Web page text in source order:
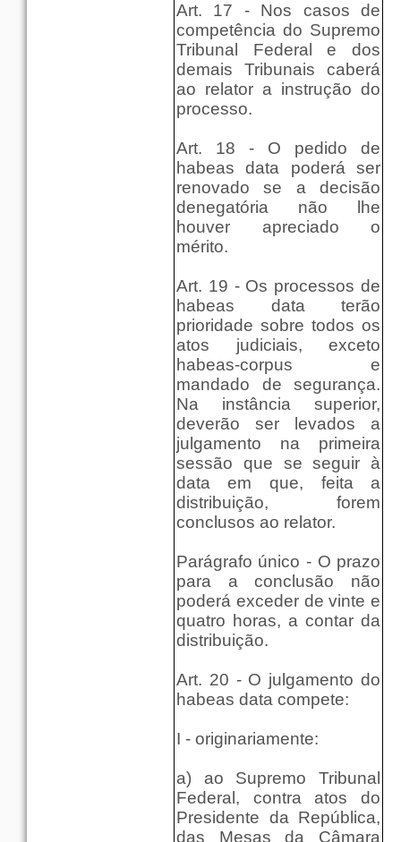
Art. 17 - Nos casos de
competência do Supremo
Tribunal Federal e dos
demais Tribunais caberá
ao relator a instrução do
processo.
Art. 18 - O pedido de
habeas data poderá ser
renovado se a decisão
denegatória não lhe
houver apreciado o
mérito.
Art. 19 - Os processos de
habeas data terão
prioridade sobre todos os
atos judiciais, exceto
habeas-corpus e
mandado de segurança.
Na instância superior,
deverão ser levados a
julgamento na primeira
sessão que se seguir à
data em que, feita a
distribuição, forem
conclusos ao relator.
Parágrafo único - O prazo
para a conclusão não
poderá exceder de vinte e
quatro horas, a contar da
distribuição.
Art. 20 - O julgamento do
habeas data compete:
I - originariamente:
a) ao Supremo Tribunal
Federal, contra atos do
Presidente da República,
das Mesas da Câmara